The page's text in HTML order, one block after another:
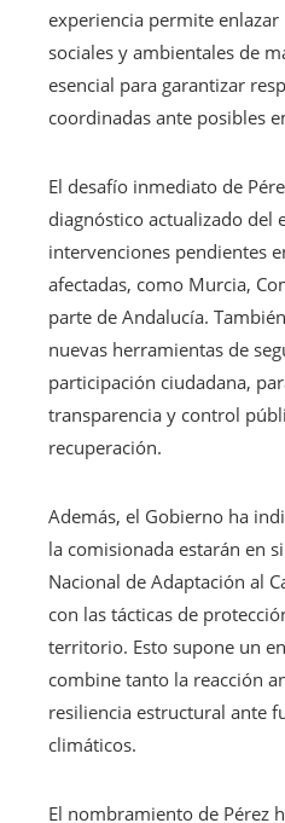
experiencia permite
sociales y ambientales de
esencial para garantizar
coordinadas ante posibles
El desafío inmediato de
diagnóstico actualizado del
intervenciones pendientes
afectadas, como Murcia,
parte de Andalucía.
nuevas herramientas de
participación ciudadana,
transparencia y control
recuperación.
Además, el Gobierno ha
la comisionada estarán en
Nacional de Adaptación al
con las tácticas de
territorio. Esto supone un
combine tanto la reacción
resiliencia estructural ante
climáticos.
El nombramiento de Pérez